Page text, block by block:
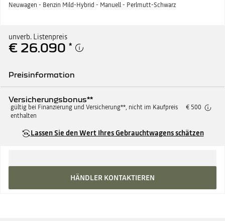
Neuwagen - Benzin Mild-Hybrid - Manuell - Perlmutt-Schwarz
unverb. Listenpreis
€ 26.090 *
Preisinformation
Versicherungsbonus**
gültig bei Finanzierung und Versicherung**, nicht im Kaufpreis
enthalten
€ 500
Lassen Sie den Wert Ihres Gebrauchtwagens schätzen
HÄNDLER KONTAKTIEREN